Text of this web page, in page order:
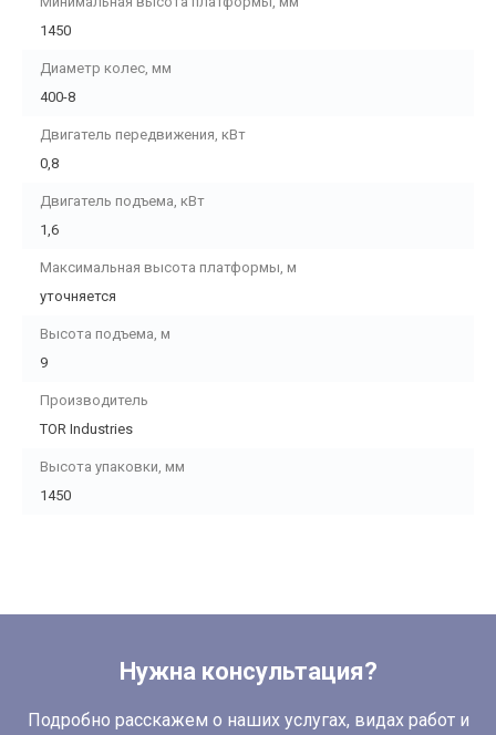
1450
Диаметр колес, мм
400-8
Двигатель передвижения, кВт
0,8
Двигатель подъема, кВт
1,6
Максимальная высота платформы, м
уточняется
Высота подъема, м
9
Производитель
TOR Industries
Высота упаковки, мм
1450
Нужна консультация?
Подробно расскажем о наших услугах, видах работ и